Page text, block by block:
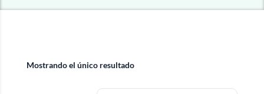
Mostrando el único resultado